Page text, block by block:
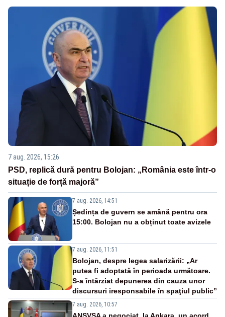
7 aug. 2026, 15:26
PSD, replică dură pentru Bolojan: „România este într-o
situație de forță majoră”
7 aug. 2026, 14:51
Ședința de guvern se amână pentru ora
15:00. Bolojan nu a obținut toate avizele
7 aug. 2026, 11:51
Bolojan, despre legea salarizării: „Ar
putea fi adoptată în perioada următoare.
S-a întârziat depunerea din cauza unor
discursuri iresponsabile în spaţiul public”
7 aug. 2026, 10:57